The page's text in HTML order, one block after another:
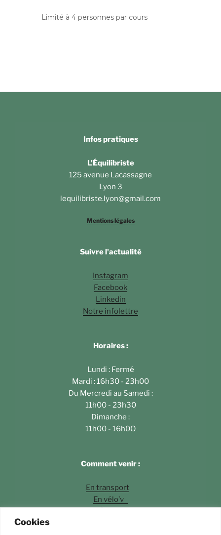
Cookies
Limité à 4 personnes par cours
Infos pratiques
L'Équilibriste
125 avenue Lacassagne
Lyon 3
lequilibriste.lyon@gmail.com
Mentions légales
Suivre l'actualité
Instagram
Facebook
Linkedin
Notre infolettre
Horaires :
Lundi : Fermé
Mardi : 16h30 - 23h00
Du Mercredi au Samedi :
11h00 - 23h30
Dimanche :
11h00 - 16h0O
Comment venir :
En transport
En vélo’v